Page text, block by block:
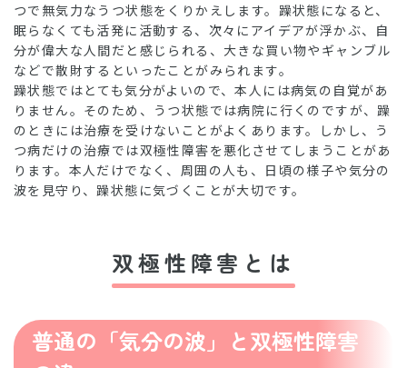
つで無気力なうつ状態をくりかえします。躁状態になると、
眠らなくても活発に活動する、次々にアイデアが浮かぶ、自
分が偉大な人間だと感じられる、大きな買い物やギャンブル
などで散財するといったことがみられます。
躁状態ではとても気分がよいので、本人には病気の自覚があ
りません。そのため、うつ状態では病院に行くのですが、躁
のときには治療を受けないことがよくあります。しかし、う
つ病だけの治療では双極性障害を悪化させてしまうことがあ
ります。本人だけでなく、周囲の人も、日頃の様子や気分の
波を見守り、躁状態に気づくことが大切です。
双極性障害とは
普通の「気分の波」と双極性障害